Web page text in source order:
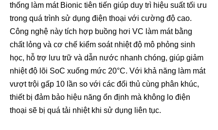
thống làm mát Bionic tiên tiến giúp duy trì hiệu suất tối ưu
trong quá trình sử dụng điện thoại với cường độ cao.
Công nghệ này tích hợp buồng hơi VC làm mát bằng
chất lỏng và cơ chế kiểm soát nhiệt độ mô phỏng sinh
học, hỗ trợ lưu trữ và dẫn nước nhanh chóng, giúp giảm
nhiệt độ lõi SoC xuống mức 20°C. Với khả năng làm mát
vượt trội gấp 10 lần so với các đối thủ cùng phân khúc,
thiết bị đảm bảo hiệu năng ổn định mà không lo điện
thoại sẽ bị quá tải nhiệt khi sử dụng liên tục.